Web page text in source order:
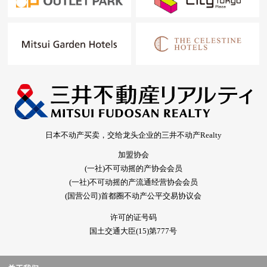
日本不动产买卖，交给龙头企业的三井不动产Realty
加盟协会
(一社)不可动摇的产协会会员
(一社)不可动摇的产流通经营协会会员
(国营公司)首都圈不动产公平交易协议会
许可的证号码
国土交通大臣(15)第777号